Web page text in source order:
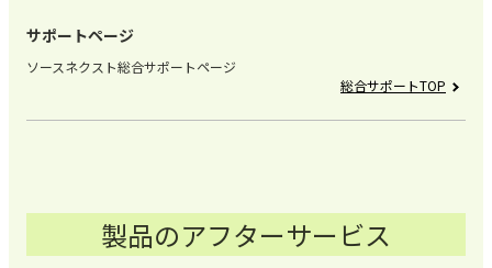
サポートページ
ソースネクスト総合サポートページ
総合サポートTOP
製品のアフターサービス